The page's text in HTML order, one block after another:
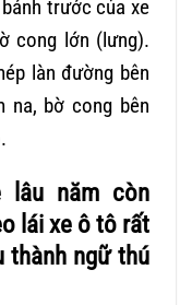
trước của xe
cong lớn (lưng).
làn đường bên
na, bờ cong bên
lâu năm còn
lái xe ô tô rất
thành ngữ thú